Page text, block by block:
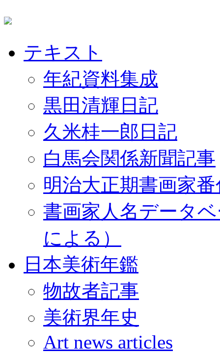
テキスト
年紀資料集成
黒田清輝日記
久米桂一郎日記
白馬会関係新聞記事
明治大正期書画家
書画家人名データ
による）
日本美術年鑑
物故者記事
美術界年史
Art news articles